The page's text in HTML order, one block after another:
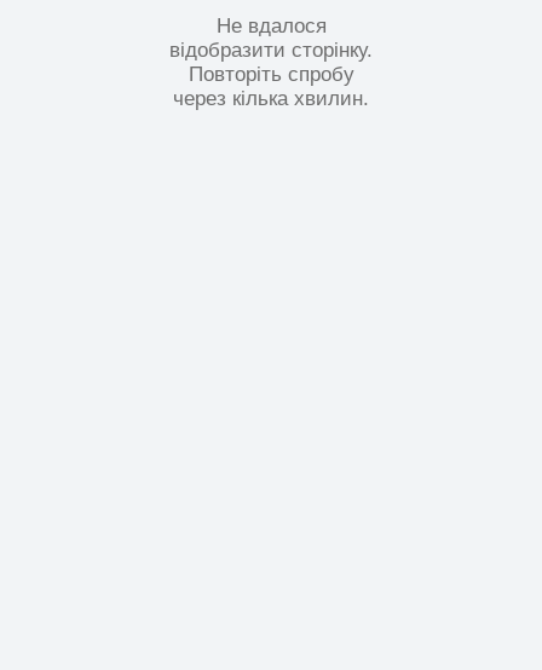
Не вдалося
відобразити сторінку.
Повторіть спробу
через кілька хвилин.